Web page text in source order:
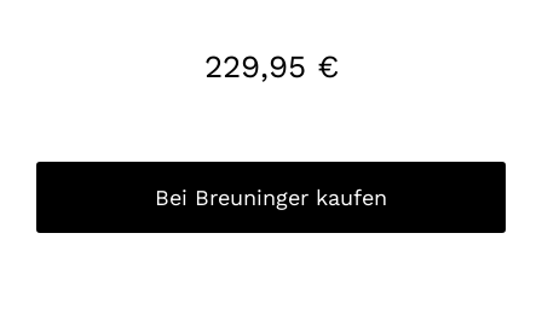
229,95 €
Bei Breuninger kaufen